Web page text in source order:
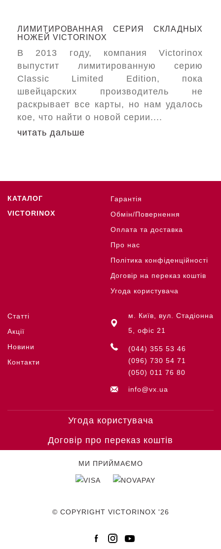
ЛИМИТИРОВАННАЯ СЕРИЯ СКЛАДНЫХ
НОЖЕЙ VICTORINOX
В 2013 году, компания Victorinox
выпустит лимитированную серию
Classic Limited Edition, пока
швейцарских производитель не
раскрывает все карты, но нам удалось
кое, что найти о новой серии....
читать дальше
КАТАЛОГ
VICTORINOX
Гарантія
Обмін/Повернення
Оплата та доставка
Про нас
Політика конфіденційності
Договір на переказ коштів
Угода користувача
Статті
Акції
Новини
Контакти
м. Київ, вул. Стадіонна
5, офіс 21
(044) 355 53 46
(096) 730 54 71
(050) 011 76 80
info@vx.ua
Угода користувача
Договір про переказ коштів
МИ ПРИЙМАЄМО
© COPYRIGHT VICTORINOX '26